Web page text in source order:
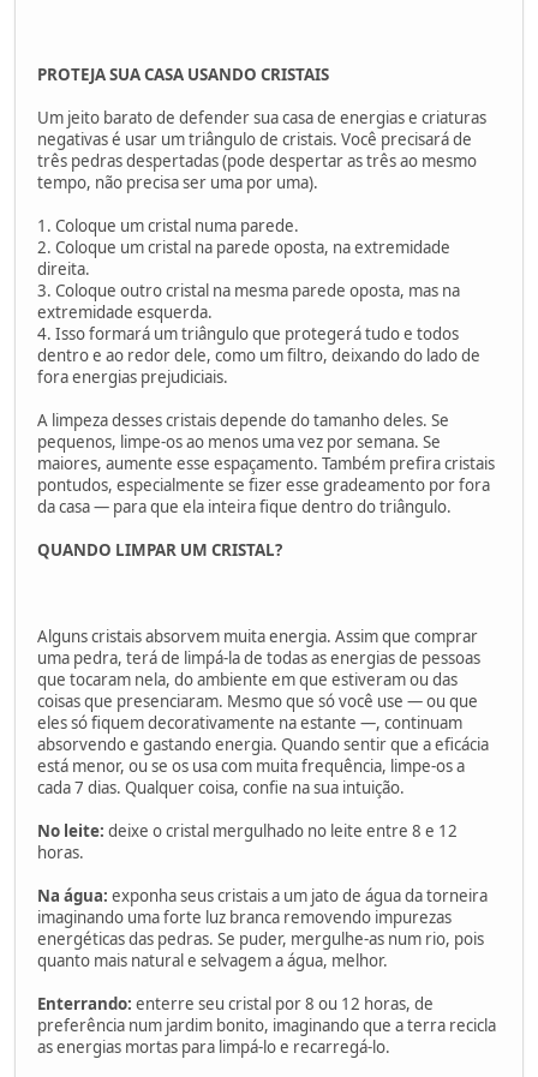
PROTEJA SUA CASA USANDO CRISTAIS
Um jeito barato de defender sua casa de energias e criaturas
negativas é usar um triângulo de cristais. Você precisará de
três pedras despertadas (pode despertar as três ao mesmo
tempo, não precisa ser uma por uma).
1. Coloque um cristal numa parede.
2. Coloque um cristal na parede oposta, na extremidade
direita.
3. Coloque outro cristal na mesma parede oposta, mas na
extremidade esquerda.
4. Isso formará um triângulo que protegerá tudo e todos
dentro e ao redor dele, como um filtro, deixando do lado de
fora energias prejudiciais.
A limpeza desses cristais depende do tamanho deles. Se
pequenos, limpe-os ao menos uma vez por semana. Se
maiores, aumente esse espaçamento. Também prefira cristais
pontudos, especialmente se fizer esse gradeamento por fora
da casa — para que ela inteira fique dentro do triângulo.
QUANDO LIMPAR UM CRISTAL?
Alguns cristais absorvem muita energia. Assim que comprar
uma pedra, terá de limpá-la de todas as energias de pessoas
que tocaram nela, do ambiente em que estiveram ou das
coisas que presenciaram. Mesmo que só você use — ou que
eles só fiquem decorativamente na estante —, continuam
absorvendo e gastando energia. Quando sentir que a eficácia
está menor, ou se os usa com muita frequência, limpe-os a
cada 7 dias. Qualquer coisa, confie na sua intuição.
No leite: deixe o cristal mergulhado no leite entre 8 e 12
horas.
Na água: exponha seus cristais a um jato de água da torneira
imaginando uma forte luz branca removendo impurezas
energéticas das pedras. Se puder, mergulhe-as num rio, pois
quanto mais natural e selvagem a água, melhor.
Enterrando: enterre seu cristal por 8 ou 12 horas, de
preferência num jardim bonito, imaginando que a terra recicla
as energias mortas para limpá-lo e recarregá-lo.